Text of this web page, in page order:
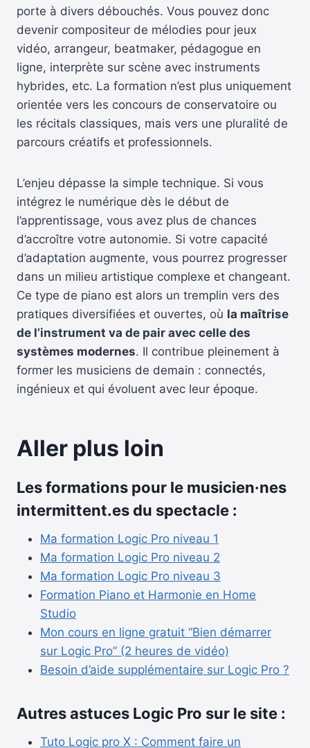
porte à divers débouchés. Vous pouvez donc
devenir compositeur de mélodies pour jeux
vidéo, arrangeur, beatmaker, pédagogue en
ligne, interprète sur scène avec instruments
hybrides, etc. La formation n’est plus uniquement
orientée vers les concours de conservatoire ou
les récitals classiques, mais vers une pluralité de
parcours créatifs et professionnels.
L’enjeu dépasse la simple technique. Si vous
intégrez le numérique dès le début de
l’apprentissage, vous avez plus de chances
d’accroître votre autonomie. Si votre capacité
d’adaptation augmente, vous pourrez progresser
dans un milieu artistique complexe et changeant.
Ce type de piano est alors un tremplin vers des
pratiques diversifiées et ouvertes, où la maîtrise
de l’instrument va de pair avec celle des
systèmes modernes. Il contribue pleinement à
former les musiciens de demain : connectés,
ingénieux et qui évoluent avec leur époque.
Aller plus loin
Les formations pour le musicien·nes
intermittent.es du spectacle :
Ma formation Logic Pro niveau 1
Ma formation Logic Pro niveau 2
Ma formation Logic Pro niveau 3
Formation Piano et Harmonie en Home
Studio
Mon cours en ligne gratuit “Bien démarrer
sur Logic Pro” (2 heures de vidéo)
Besoin d’aide supplémentaire sur Logic Pro ?
Autres astuces Logic Pro sur le site :
Tuto Logic pro X : Comment faire un